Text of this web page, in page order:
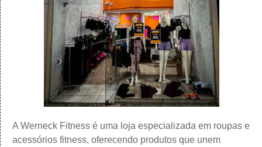
A Werneck Fitness é uma loja especializada em roupas e
acessórios fitness, oferecendo produtos que unem